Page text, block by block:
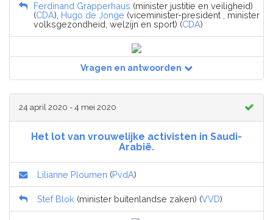
Ferdinand Grapperhaus (minister justitie en veiligheid)
(CDA), Hugo de Jonge (viceminister-president , minister
volksgezondheid, welzijn en sport) (CDA)
Vragen en antwoorden
24 april 2020 - 4 mei 2020
Het lot van vrouwelijke activisten in Saudi-
Arabië.
Lilianne Ploumen (PvdA)
Stef Blok (minister buitenlandse zaken) (VVD)